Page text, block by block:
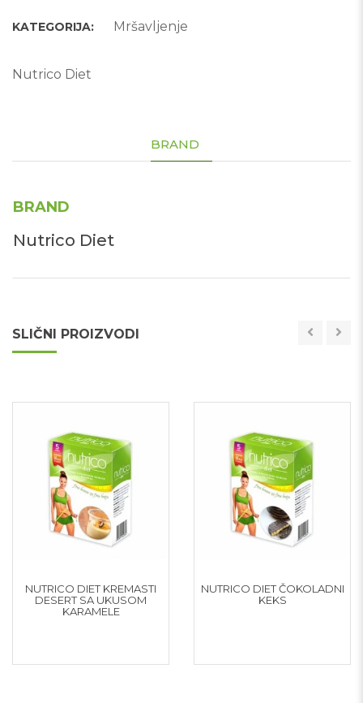
KATEGORIJA: Mršavljenje
Nutrico Diet
BRAND
BRAND
Nutrico Diet
SLIČNI PROIZVODI
NUTRICO DIET KREMASTI
DESERT SA UKUSOM
KARAMELE
NUTRICO DIET ČOKOLADNI
KEKS